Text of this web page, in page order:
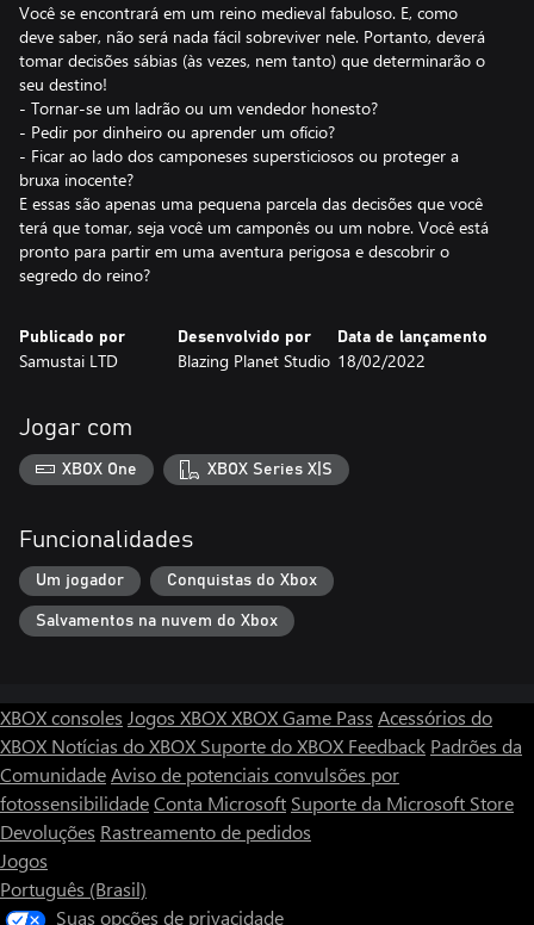
Você se encontrará em um reino medieval fabuloso. E, como
deve saber, não será nada fácil sobreviver nele. Portanto, deverá
tomar decisões sábias (às vezes, nem tanto) que determinarão o
seu destino!
- Tornar-se um ladrão ou um vendedor honesto?
- Pedir por dinheiro ou aprender um ofício?
- Ficar ao lado dos camponeses supersticiosos ou proteger a
bruxa inocente?
E essas são apenas uma pequena parcela das decisões que você
terá que tomar, seja você um camponês ou um nobre. Você está
pronto para partir em uma aventura perigosa e descobrir o
segredo do reino?
Publicado por
Samustai LTD
Desenvolvido por
Blazing Planet Studio
Data de lançamento
18/02/2022
Jogar com
XBOX One XBOX Series X|S
Funcionalidades
Um jogador Conquistas do Xbox
Salvamentos na nuvem do Xbox
XBOX consoles Jogos XBOXXBOX Game Pass Acessórios do
XBOX Notícias do XBOX Suporte do XBOX Feedback Padrões da
ComunidadeAviso de potenciais convulsões por
fotossensibilidadeConta Microsoft Suporte da Microsoft Store
Devoluções Rastreamento de pedidos
Jogos
Português (Brasil)
Suas opções de privacidade